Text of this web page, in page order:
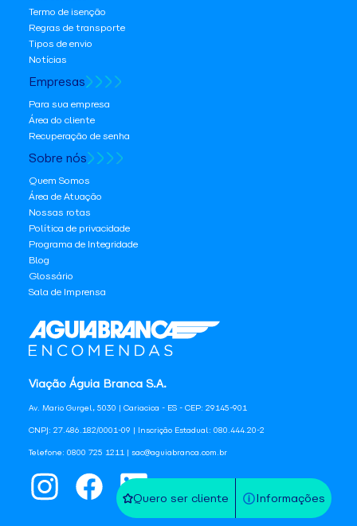
Quero ser cliente Informações
Viação Águia Branca S.A.
Av. Mario Gurgel, 5030 | Cariacica - ES - CEP: 29145-901
CNPJ: 27.486.182/0001-09 | Inscrição Estadual: 080.444.20-2
Telefone: 0800 725 1211 | sac@aguiabranca.com.br
Termo de isenção
Regras de transporte
Tipos de envio
Notícias
Empresas
Para sua empresa
Área do cliente
Recuperação de senha
Sobre nós
Quem Somos
Área de Atuação
Nossas rotas
Política de privacidade
Programa de Integridade
Blog
Glossário
Sala de Imprensa